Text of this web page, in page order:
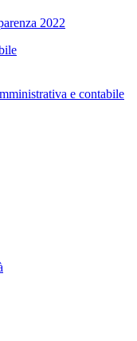
2022
e contabile